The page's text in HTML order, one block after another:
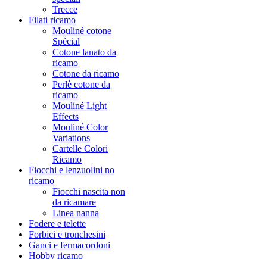
Trecce
Filati ricamo
Mouliné cotone
Spécial
Cotone lanato da
ricamo
Cotone da ricamo
Perlè cotone da
ricamo
Mouliné Light
Effects
Mouliné Color
Variations
Cartelle Colori
Ricamo
Fiocchi e lenzuolini no
ricamo
Fiocchi nascita non
da ricamare
Linea nanna
Fodere e telette
Forbici e tronchesini
Ganci e fermacordoni
Hobby ricamo